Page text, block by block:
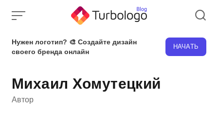
Нужен логотип? 🎨 Создайте дизайн
своего бренда онлайн
НАЧАТЬ
Михаил Хомутецкий
Автор